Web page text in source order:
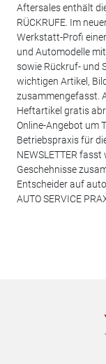
Aftersales enthält
RÜCKRUFE. Im
Werkstatt-Profi
und Automodelle
sowie Rückruf- und
wichtigen Artikel,
zusammengefasst.
Heftartikel gratis
Online-Angebot um
Betriebspraxis für
NEWSLETTER
Geschehnisse
Entscheider auf
AUTO SERVICE